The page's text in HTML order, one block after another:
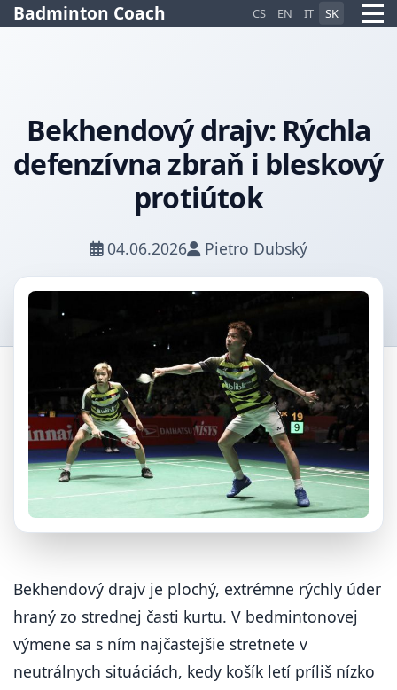
Badminton Coach CS EN IT SK
Bekhendový drajv: Rýchla
defenzívna zbraň i bleskový
protiútok
04.06.2026 Pietro Dubský
Bekhendový drajv je plochý, extrémne rýchly úder
hraný zo strednej časti kurtu. V bedmintonovej
výmene sa s ním najčastejšie stretnete v
neutrálnych situáciách, kedy košík letí príliš nízko
Pietro AI Asistent
Online